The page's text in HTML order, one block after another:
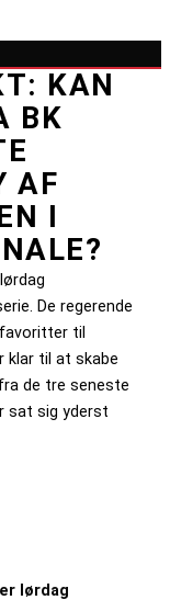
KAN
BK
AF
I
De regerende
til
klar til at skabe
de tre seneste
sat sig yderst
lørdag